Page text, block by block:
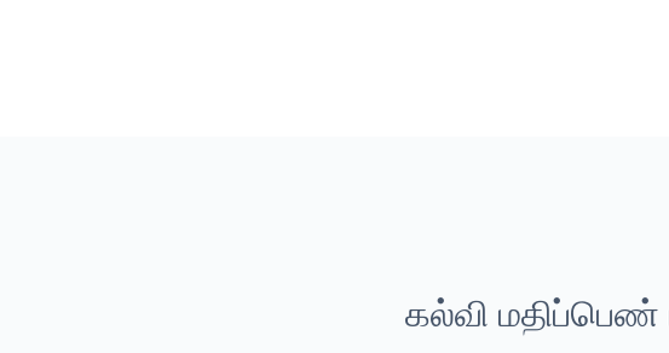
கல்வி மதிப்பெண்